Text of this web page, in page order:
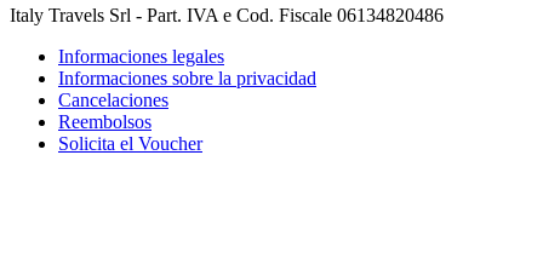
Italy Travels Srl - Part. IVA e Cod. Fiscale 06134820486
Informaciones legales
Informaciones sobre la privacidad
Cancelaciones
Reembolsos
Solicita el Voucher